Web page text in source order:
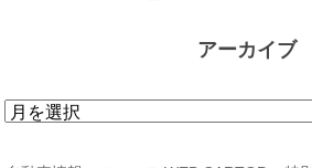
アーカイブ
ア